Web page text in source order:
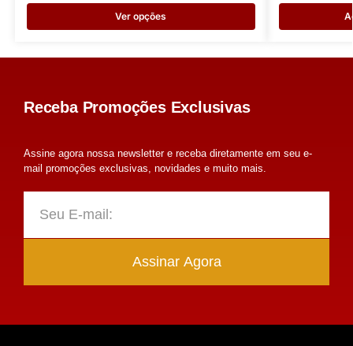
Ver opções
Receba Promoções Exclusivas
Assine agora nossa newsletter e receba diretamente em seu e-
mail promoções exclusivas, novidades e muito mais.
Assinar Agora